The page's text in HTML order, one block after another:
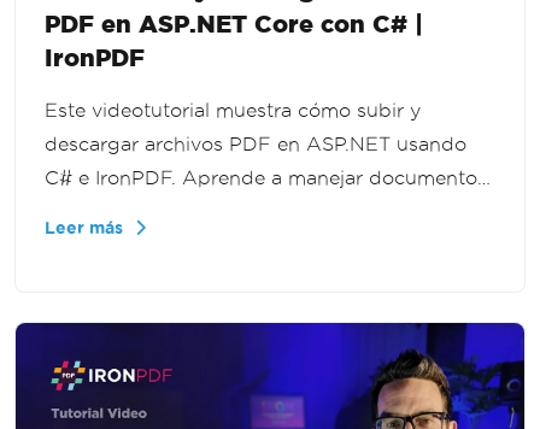
PDF en ASP.NET Core con C# |
IronPDF
Este videotutorial muestra cómo subir y
descargar archivos PDF en ASP.NET usando
C# e IronPDF. Aprende a manejar documentos
Leer más